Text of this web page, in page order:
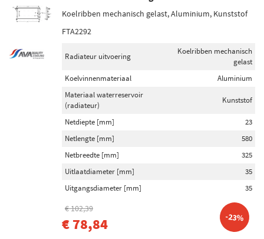
Koelribben mechanisch gelast, Aluminium, Kunststof
FTA2292
Radiateur uitvoering
Koelribben mechanisch
gelast
Koelvinnenmateriaal
Aluminium
Materiaal waterreservoir
(radiateur)
Kunststof
Netdiepte [mm]
23
Netlengte [mm]
580
Netbreedte [mm]
325
Uitlaatdiameter [mm]
35
Uitgangsdiameter [mm]
35
€ 102,39
€ 78,84 -23%